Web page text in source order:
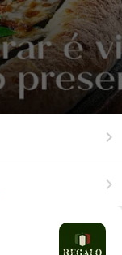
keyboard_arrow_right
chevron_right